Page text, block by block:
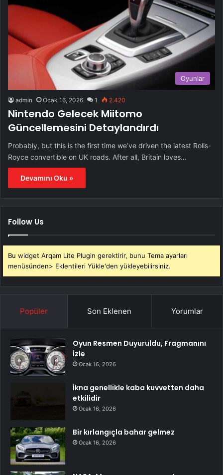
Oyunlar
admin Ocak 16, 2026 1 2.420
Nintendo Gelecek Miitomo
Güncellemesini Detaylandırdı
Probably, but this is the first time we’ve driven the latest Rolls-
Royce convertible on UK roads. After all, Britain loves…
Devamını Oku »
Follow Us
Bu widget Arqam Lite Plugin gerektirir, bunu Tema ayarları
menüsünden> Eklentileri Yükle'den yükleyebilirsiniz.
Popüler Son Eklenen Yorumlar
Oyun Resmen Duyuruldu, Fragmanını
İzle
Ocak 16, 2026
İkna genellikle kaba kuvvetten daha
etkilidir
Ocak 16, 2026
Bir kırlangıçla bahar gelmez
Ocak 16, 2026